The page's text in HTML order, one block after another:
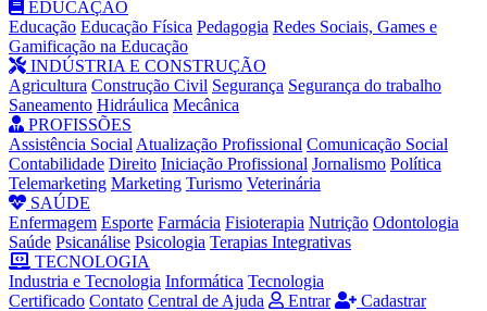
EDUCAÇÃO
Educação Educação Física Pedagogia Redes Sociais, Games e
Gamificação na Educação
INDÚSTRIA E CONSTRUÇÃO
Agricultura Construção Civil Segurança Segurança do trabalho
Saneamento Hidráulica Mecânica
PROFISSÕES
Assistência Social Atualização Profissional Comunicação Social
Contabilidade Direito Iniciação Profissional Jornalismo Política
Telemarketing Marketing Turismo Veterinária
SAÚDE
Enfermagem Esporte Farmácia Fisioterapia Nutrição Odontologia
Saúde Psicanálise Psicologia Terapias Integrativas
TECNOLOGIA
Industria e Tecnologia Informática Tecnologia
Certificado Contato Central de Ajuda Entrar Cadastrar